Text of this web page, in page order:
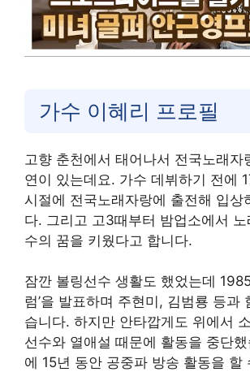
가수 이혜리 프로필
고향 춘천에서 태어나서 전국노래자
연이 있는데요. 가수 데뷔하기 전에
시절에 전국노래자랑에 출전해 입상
다. 그리고 고3때부터 밤업소에서
수의 꿈을 키웠다고 합니다.
잠깐 볼링선수 생활도 했었는데 1985
럼’을 발표하며 주현미, 김범룡 등과
습니다. 하지만 안타깝게도 위에서
선수와 열애설 때문에 활동을 중단
에 15년 동안 공중파 방송 활동을 할